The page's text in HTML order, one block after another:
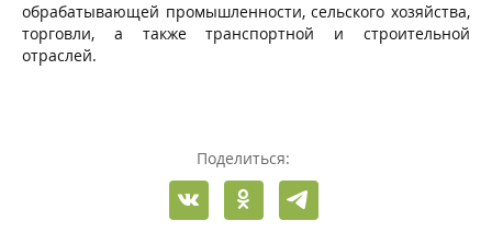
обрабатывающей промышленности, сельского хозяйства,
торговли, а также транспортной и строительной
отраслей.
Поделиться: